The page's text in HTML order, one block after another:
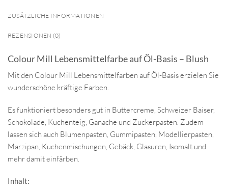
ZUSÄTZLICHE INFORMATIONEN
REZENSIONEN (0)
Colour Mill Lebensmittelfarbe auf Öl-Basis – Blush
Mit den Colour Mill Lebensmittelfarben auf Öl-Basis erzielen Sie
wunderschöne kräftige Farben.
Es funktioniert besonders gut in Buttercreme, Schweizer Baiser,
Schokolade, Kuchenteig, Ganache und Zuckerpasten. Zudem
lassen sich auch Blumenpasten, Gummipasten, Modellierpasten,
Marzipan, Kuchenmischungen, Gebäck, Glasuren, Isomalt und
mehr damit einfärben.
Inhalt: